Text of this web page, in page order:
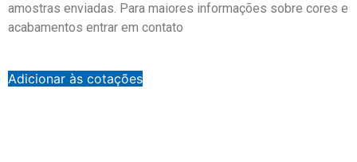
amostras enviadas. Para maiores informações sobre cores e
acabamentos entrar em contato
Adicionar às cotações